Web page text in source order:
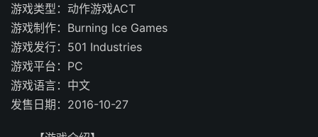
游戏类型：动作游戏ACT
游戏制作：Burning Ice Games
游戏发行：501 Industries
游戏平台：PC
游戏语言：中文
发售日期：2016-10-27